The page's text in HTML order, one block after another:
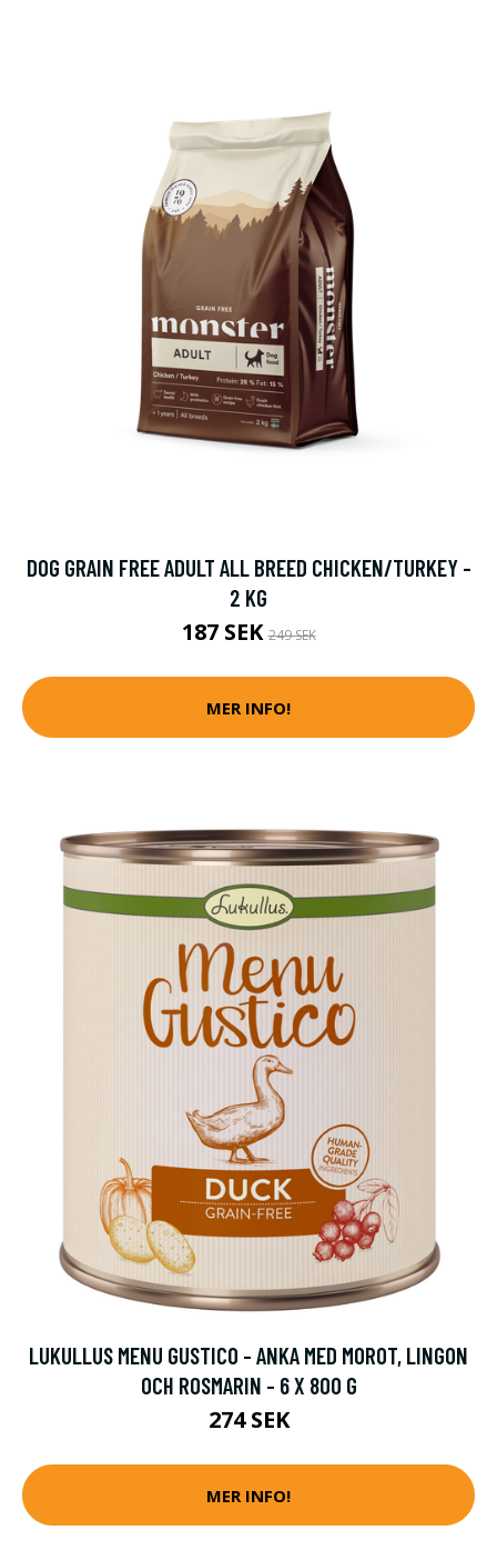
DOG GRAIN FREE ADULT ALL BREED CHICKEN/TURKEY -
2 KG
187 SEK249 SEK
MER INFO!
LUKULLUS MENU GUSTICO - ANKA MED MOROT, LINGON
OCH ROSMARIN - 6 X 800 G
274 SEK
MER INFO!